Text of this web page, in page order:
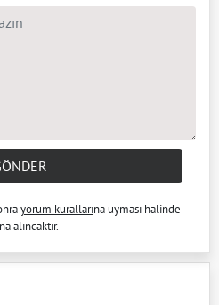
yorum kurallarına uyması halinde
alıncaktır.